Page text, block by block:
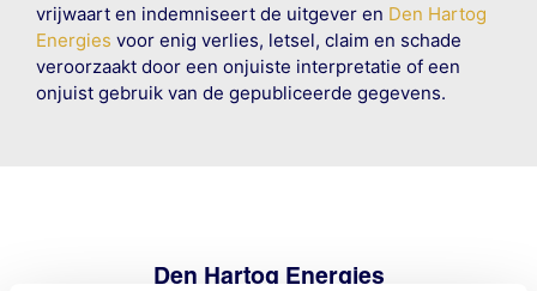
vrijwaart en indemniseert de uitgever en Den Hartog
Energies voor enig verlies, letsel, claim en schade
veroorzaakt door een onjuiste interpretatie of een
onjuist gebruik van de gepubliceerde gegevens.
Den Hartog Energies